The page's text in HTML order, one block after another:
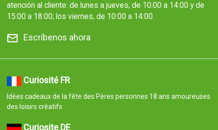
atención al cliente: de lunes a jueves, de 10:00 a 14:00 y de
15:00 a 18:00; los viernes, de 10:00 a 14:00.
Escríbenos ahora
Curiosité FR
Idées cadeaux de la fête des Pères personnes 18 ans amoureuses
des loisirs créatifs
Curiosite DE